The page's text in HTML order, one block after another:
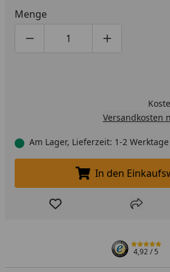
Menge
Produktmenge um eins
Produktmenge
Versandkosten
Am Lager, Lieferzeit: 1-2
In den
In den
Produkt zur Teilen
4,92/ 5